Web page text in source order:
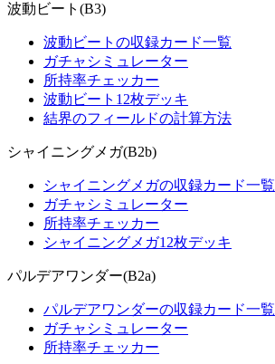
波動ビート(B3)
波動ビートの収録カード一覧
ガチャシミュレーター
所持率チェッカー
波動ビート12枚デッキ
結界のフィールドの計算方法
シャイニングメガ(B2b)
シャイニングメガの収録カード一覧
ガチャシミュレーター
所持率チェッカー
シャイニングメガ12枚デッキ
パルデアワンダー(B2a)
パルデアワンダーの収録カード一覧
ガチャシミュレーター
所持率チェッカー